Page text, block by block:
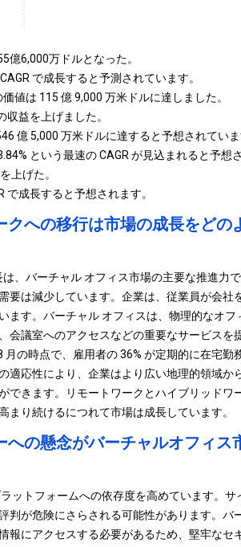
6,000万ドルとなった。
で成長すると予測されています。
値は 115 億 9,000 万米ドルに達しました。
益を上げました。
億 5,000 万米ドルに達すると予想されていま
という最速の CAGR が見込まれると予想さ
上げた。
で成長すると予想されます。
クへの移行は市場の成長をどの
、バーチャル オフィス市場の主要な推進力
要は減少しています。企業は、従業員が会社
ます。バーチャル オフィスは、物理的なオフ
議室へのアクセスなどの重要なサービスを
の時点で、雇用者の 36% が定期的に在宅勤
適応性により、企業はより広い地理的領域か
できます。リモートワークとハイブリッドワ
り続けるにつれて市場は成長しています。
の懸念がバーチャルオフィス
ットフォームへの依存度を高めています。サ
判が危険にさらされる可能性があります。バ
報にアクセスする必要があるため、堅牢なセ